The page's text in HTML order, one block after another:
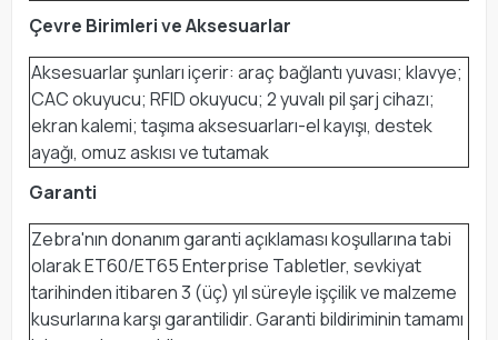
Çevre Birimleri ve Aksesuarlar
Aksesuarlar şunları içerir: araç bağlantı yuvası; klavye;
CAC okuyucu; RFID okuyucu; 2 yuvalı pil şarj cihazı;
ekran kalemi; taşıma aksesuarları-el kayışı, destek
ayağı, omuz askısı ve tutamak
Garanti
Zebra'nın donanım garanti açıklaması koşullarına tabi
olarak ET60/ET65 Enterprise Tabletler, sevkiyat
tarihinden itibaren 3 (üç) yıl süreyle işçilik ve malzeme
kusurlarına karşı garantilidir. Garanti bildiriminin tamamı